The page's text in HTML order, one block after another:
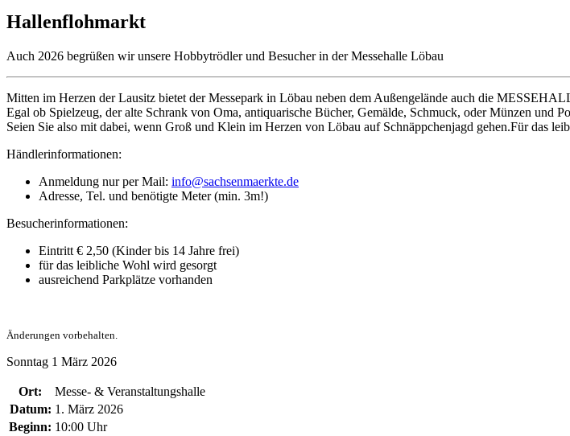
Hallenflohmarkt
Auch 2026 begrüßen wir unsere Hobbytrödler und Besucher in der Messehalle Löbau
Mitten im Herzen der Lausitz bietet der Messepark in Löbau neben dem Außengelände auch die
Egal ob Spielzeug, der alte Schrank von Oma, antiquarische Bücher, Gemälde, Schmuck, oder Münzen und
Seien Sie also mit dabei, wenn Groß und Klein im Herzen von Löbau auf Schnäppchenjagd gehen.Für das
Händlerinformationen:
Anmeldung nur per Mail: info@sachsenmaerkte.de
Adresse, Tel. und benötigte Meter (min. 3m!)
Besucherinformationen:
Eintritt € 2,50 (Kinder bis 14 Jahre frei)
für das leibliche Wohl wird gesorgt
ausreichend Parkplätze vorhanden
Änderungen vorbehalten.
Sonntag 1 März 2026
Ort:
Messe- & Veranstaltungshalle
Datum: 1. März 2026
Beginn: 10:00 Uhr